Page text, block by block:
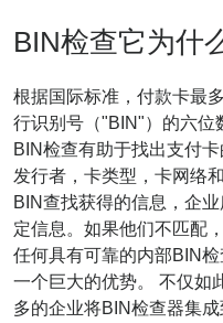
BIN检查它为什
根据国际标准，付款卡最
行识别号（"BIN"）的六位
BIN检查有助于找出支付
发行者，卡类型，卡网络
BIN查找获得的信息，企
定信息。如果他们不匹配
任何具有可靠的内部BIN
一个巨大的优势。 不仅如
多的企业将BIN检查器集